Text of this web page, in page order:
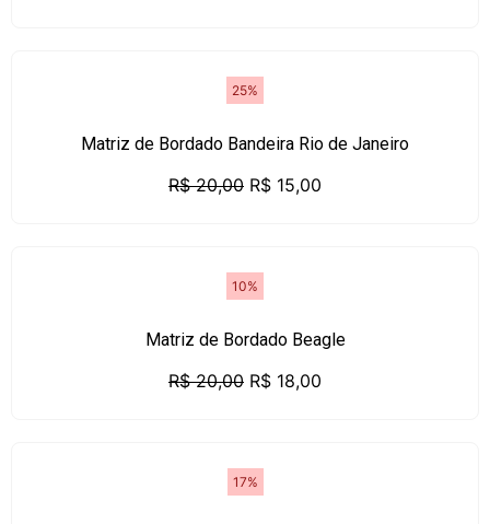
25%
Matriz de Bordado Bandeira Rio de Janeiro
R$20,00 R$ 15,00
10%
Matriz de Bordado Beagle
R$20,00 R$ 18,00
17%